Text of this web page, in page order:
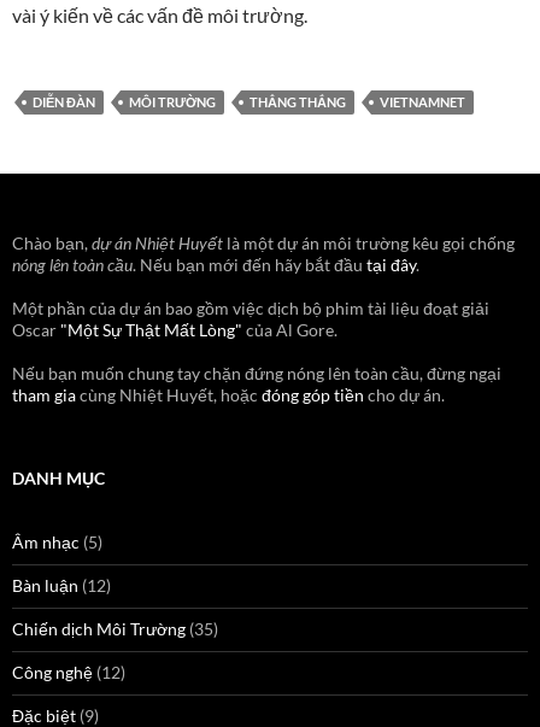
vài ý kiến về các vấn đề môi trường.
DIỄN ĐÀN MÔI TRƯỜNG THẲNG THẮNG VIETNAMNET
Chào bạn,dự án Nhiệt Huyết là một dự án môi trường kêu gọi chống
nóng lên toàn cầu. Nếu bạn mới đến hãy bắt đầu tại đây.
Một phần của dự án bao gồm việc dịch bộ phim tài liệu đoạt giải
Oscar "Một Sự Thật Mất Lòng" của Al Gore.
Nếu bạn muốn chung tay chặn đứng nóng lên toàn cầu, đừng ngại
tham giacùng Nhiệt Huyết, hoặc đóng góp tiền cho dự án.
DANH MỤC
Âm nhạc (5)
Bàn luận (12)
Chiến dịch Môi Trường (35)
Công nghệ (12)
Đặc biệt (9)